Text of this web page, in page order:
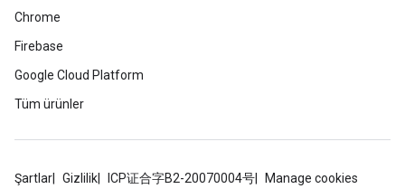
Chrome
Firebase
Google Cloud Platform
Tüm ürünler
Şartlar Gizlilik ICP证合字B2-20070004号 Manage cookies